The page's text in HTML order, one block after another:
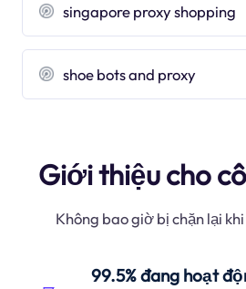
singapore proxy shopping
shoe bots and proxy
Giới thiệu cho
Không bao giờ bị chặn lại
99.5% đang hoạt